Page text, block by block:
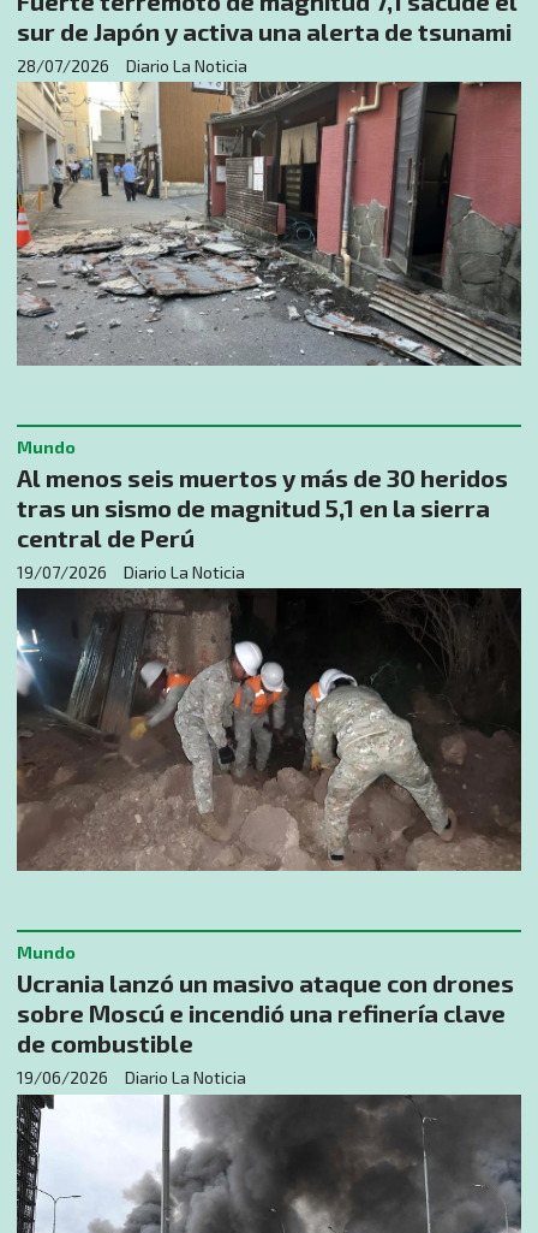
sur de Japón y activa una alerta de tsunami
Diario La Noticia
28/07/2026
Al menos seis muertos y más de 30 heridos
tras un sismo de magnitud 5,1 en la sierra
central de Perú
Diario La Noticia
Mundo
19/07/2026
Ucrania lanzó un masivo ataque con drones
sobre Moscú e incendió una refinería clave
de combustible
Diario La Noticia
Mundo
19/06/2026